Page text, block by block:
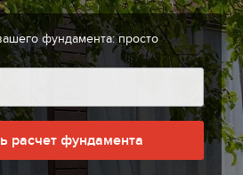
фундамента: просто
расчет фундамента